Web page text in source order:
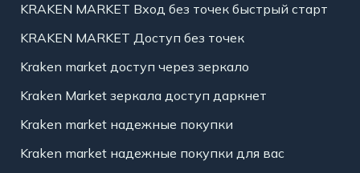
KRAKEN MARKET Вход без точек быстрый старт
KRAKEN MARKET Доступ без точек
Kraken market доступ через зеркало
Kraken Market зеркала доступ даркнет
Kraken market надежные покупки
Kraken market надежные покупки для вас